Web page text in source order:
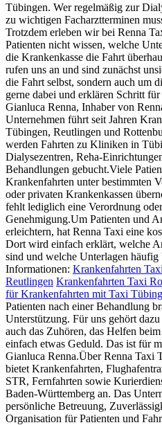
Tübingen. Wer regelmäßig zur
zu wichtigen Facharztterminen
Trotzdem erleben wir bei Renna
Patienten nicht wissen, welche
die Krankenkasse die Fahrt
rufen uns an und sind zunächst
die Fahrt selbst, sondern auch um
gerne dabei und erklären Schritt
Gianluca Renna, Inhaber von
Unternehmen führt seit Jahren
Tübingen, Reutlingen und
werden Fahrten zu Kliniken in
Dialysezentren, Reha-
Behandlungen gebucht.Viele
Krankenfahrten unter bestimmten
oder privaten Krankenkassen
fehlt lediglich eine Verordnung
Genehmigung.Um Patienten und
erleichtern, hat Renna Taxi eine
Dort wird einfach erklärt, welche
sind und welche Unterlagen
Informationen: Krankenfahrten
Reutlingen Krankenfahrten Taxi
für Krankenfahrten mit Taxi
Patienten nach einer Behandlung
Unterstützung. Für uns gehört
auch das Zuhören, das Helfen
einfach etwas Geduld. Das ist für
Gianluca Renna.Über Renna Taxi
bietet Krankenfahrten,
STR, Fernfahrten sowie
Baden-Württemberg an. Das
persönliche Betreuung,
Organisation für Patienten und